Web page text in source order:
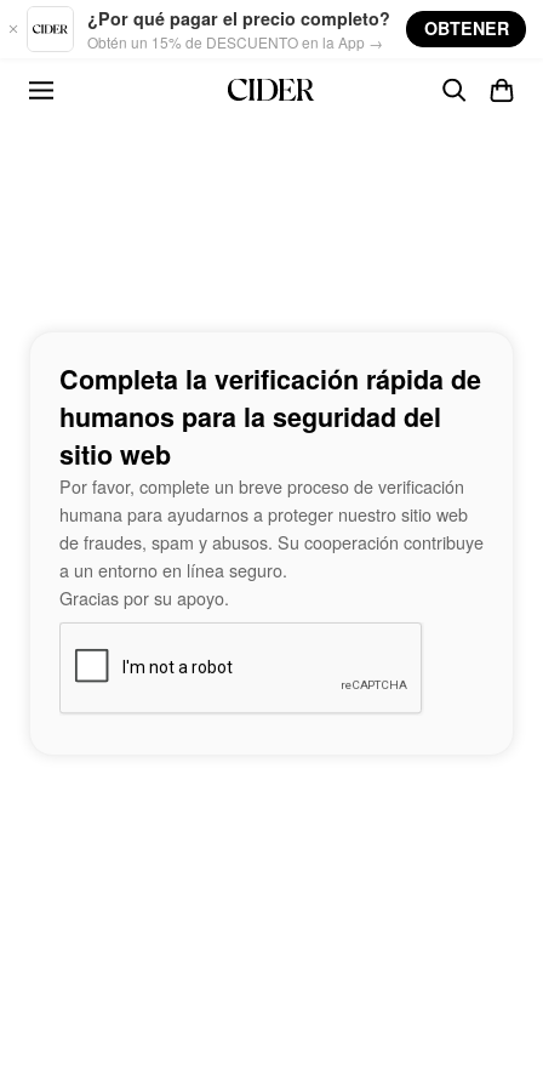
Skip to main content
¿Por qué pagar el precio completo?
Obtén un 15% de DESCUENTO en la App →
OBTENER
Completa la verificación rápida de
humanos para la seguridad del
sitio web
Por favor, complete un breve proceso de verificación
humana para ayudarnos a proteger nuestro sitio web
de fraudes, spam y abusos. Su cooperación contribuye
a un entorno en línea seguro.
Gracias por su apoyo.